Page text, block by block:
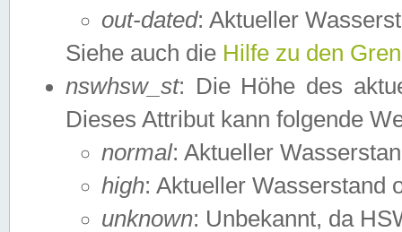
out-dated: Aktueller
Siehe auch die Hilfe zu den
nswhsw_st: Die Höhe des
Dieses Attribut kann folgende
normal: Aktueller
high: Aktueller Wasserstand
unknown: Unbekannt, da